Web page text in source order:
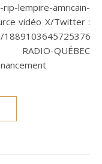
lempire-amricain-
vidéo X/Twitter :
QUÉBEC